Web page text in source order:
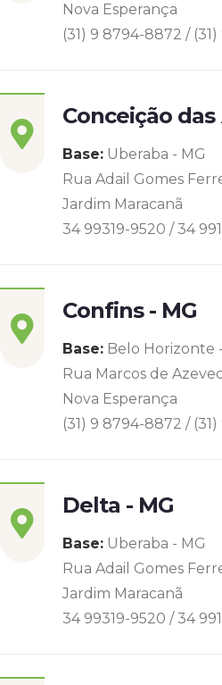
Nova Esperança
(31) 9 8794-8872 /
Conceição das
Base: Uberaba - MG
Rua Adail Gomes
Jardim Maracanã
34 99319-9520 / 34
Confins - MG
Base: Belo Horizonte
Rua Marcos de
Nova Esperança
(31) 9 8794-8872 /
Delta - MG
Base: Uberaba - MG
Rua Adail Gomes
Jardim Maracanã
34 99319-9520 / 34